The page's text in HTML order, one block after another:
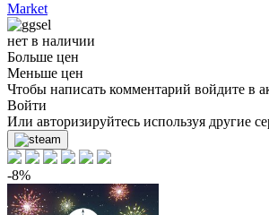
Market
нет в наличии
Больше цен
Меньше цен
Чтобы написать комментарий войдите в
Войти
Или авторизируйтесь используя другие
-8%